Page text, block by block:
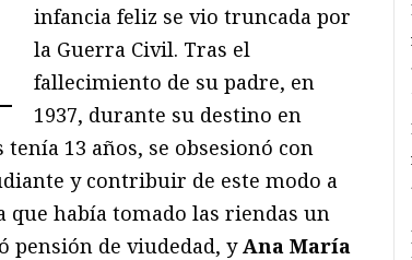
infancia feliz se vio truncada por
la Guerra Civil. Tras el
fallecimiento de su padre, en
1937, durante su destino en
tenía 13 años, se obsesionó con
y contribuir de este modo a
había tomado las riendas un
pensión de viudedad, yAna María